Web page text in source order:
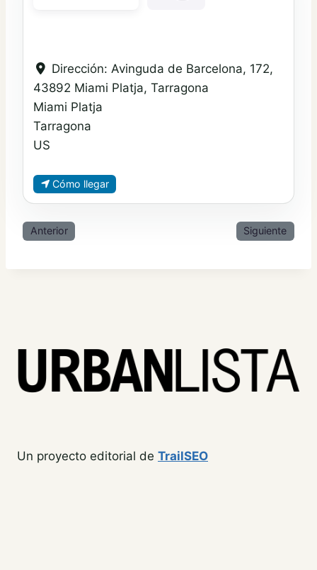
Dirección:Avinguda de Barcelona, 172,
43892 Miami Platja, Tarragona
Miami Platja
Tarragona
US
Cómo llegar
Anterior Siguiente
Un proyecto editorial de TrailSEO